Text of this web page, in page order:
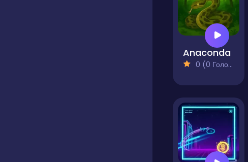
Anaconda
0 (0 Голосів)